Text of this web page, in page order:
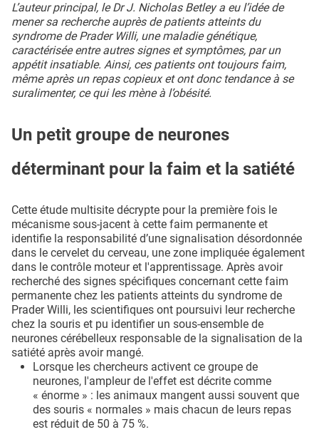
L’auteur principal, le Dr J. Nicholas Betley a eu l’idée de
mener sa recherche auprès de patients atteints du
syndrome de Prader Willi, une maladie génétique,
caractérisée entre autres signes et symptômes, par un
appétit insatiable. Ainsi, ces patients ont toujours faim,
même après un repas copieux et ont donc tendance à se
suralimenter, ce qui les mène à l’obésité.
Un petit groupe de neurones
déterminant pour la faim et la satiété
Cette étude multisite décrypte pour la première fois le
mécanisme sous-jacent à cette faim permanente et
identifie la responsabilité d’une signalisation désordonnée
dans le cervelet du cerveau, une zone impliquée également
dans le contrôle moteur et l'apprentissage. Après avoir
recherché des signes spécifiques concernant cette faim
permanente chez les patients atteints du syndrome de
Prader Willi, les scientifiques ont poursuivi leur recherche
chez la souris et pu identifier un sous-ensemble de
neurones cérébelleux responsable de la signalisation de la
satiété après avoir mangé.
Lorsque les chercheurs activent ce groupe de
neurones, l'ampleur de l'effet est décrite comme
« énorme » : les animaux mangent aussi souvent que
des souris « normales » mais chacun de leurs repas
est réduit de 50 à 75 %.